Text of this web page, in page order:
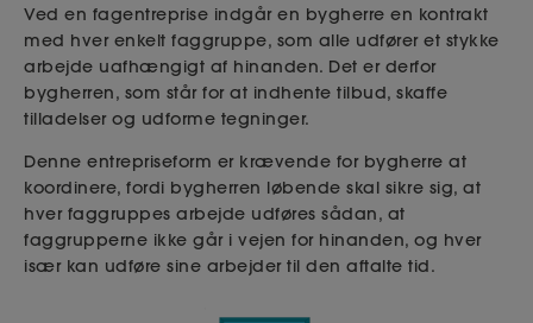
Ved en fagentreprise indgår en bygherre en kontrakt
med hver enkelt faggruppe, som alle udfører et stykke
arbejde uafhængigt af hinanden. Det er derfor
bygherren, som står for at indhente tilbud, skaffe
tilladelser og udforme tegninger.
Denne entrepriseform er krævende for bygherre at
koordinere, fordi bygherren løbende skal sikre sig, at
hver faggruppes arbejde udføres sådan, at
faggrupperne ikke går i vejen for hinanden, og hver
især kan udføre sine arbejder til den aftalte tid.